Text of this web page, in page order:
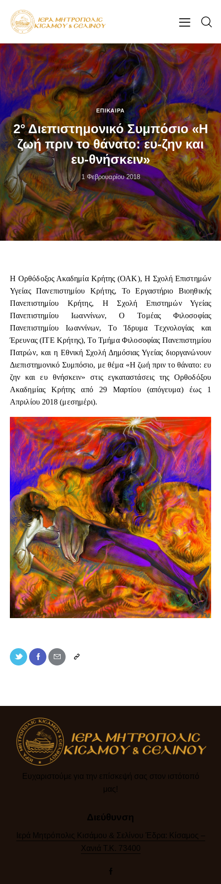
ΕΠΊΚΑΙΡΑ
2° Διεπιστημονικό Συμπόσιο «H
ζωή πριν το θάνατο: ευ-ζην και
ευ-θνήσκειν»
1 Φεβρουαρίου 2018
Η Ορθόδοξος Ακαδημία Κρήτης (ΟΑΚ), Η Σχολή Επιστημών
Υγείας Πανεπιστημίου Κρήτης, Το Εργαστήριο Βιοηθικής
Πανεπιστημίου Κρήτης, Η Σχολή Επιστημών Υγείας
Πανεπιστημίου Ιωαννίνων, Ο Τομέας Φιλοσοφίας
Πανεπιστημίου Ιωαννίνων, Το Ίδρυμα Τεχνολογίας και
Έρευνας (ΙΤΕ Κρήτης), Το Τμήμα Φιλοσοφίας Πανεπιστημίου
Πατρών, και η Εθνική Σχολή Δημόσιας Υγείας διοργανώνουν
Διεπιστημονικό Συμπόσιο, με θέμα «Η ζωή πριν το θάνατο: ευ
ζην και ευ θνήσκειν» στις εγκαταστάσεις της Ορθοδόξου
Ακαδημίας Κρήτης από 29 Μαρτίου (απόγευμα) έως 1
Απριλίου 2018 (μεσημέρι).
Ευχαριστούμε για την επίσκεψή σας στον ιστότοπό
μας!​
Διεύθυνση
Ιερά Μητρόπολις Κισάμου & Σελίνου Έδρα: Κίσαμος –
Χανιά Τ.Κ. 73400